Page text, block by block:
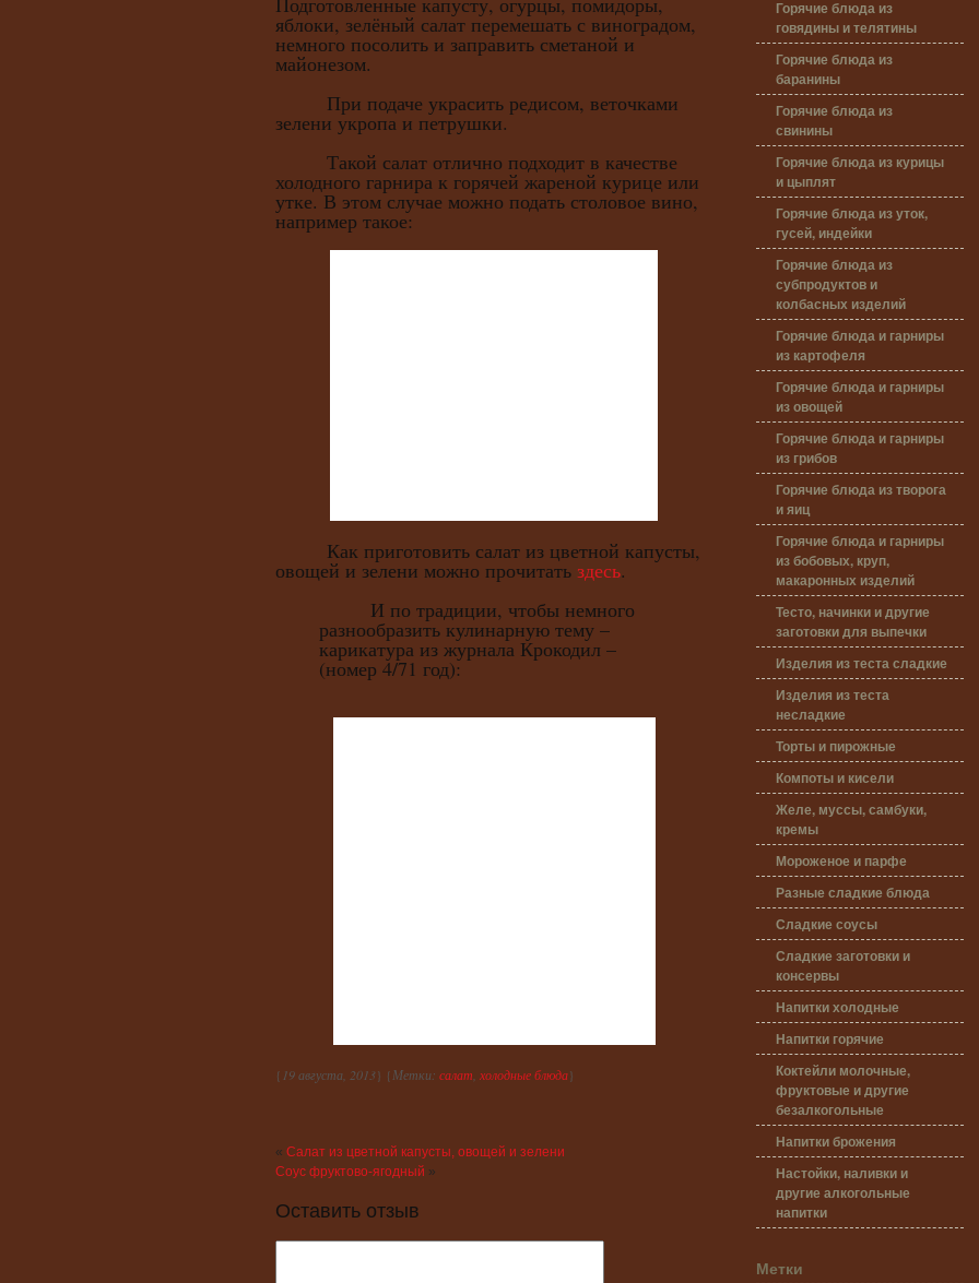
яблоки, зелёный салат перемешать с виноградом,
немного посолить и заправить сметаной и
майонезом.
При подаче украсить редисом, веточками
зелени укропа и петрушки.
Такой салат отлично подходит в качестве
холодного гарнира к горячей жареной курице или
утке. В этом случае можно подать столовое вино,
например такое:
Как приготовить салат из цветной капусты,
овощей и зелени можно прочитать здесь.
И по традиции, чтобы немного
разнообразить кулинарную тему –
карикатура из журнала Крокодил –
(номер 4/71 год):
{ 19 августа, 2013} {Метки: салат холодные блюда}
« Салат из цветной капусты, овощей и зелени
Соус фруктово-ягодный »
Оставить отзыв
Горячие блюда из
говядины и телятины
Горячие блюда из
баранины
Горячие блюда из
свинины
Горячие блюда из курицы
и цыплят
Горячие блюда из уток,
гусей, индейки
Горячие блюда из
субпродуктов и
колбасных изделий
Горячие блюда и гарниры
из картофеля
Горячие блюда и гарниры
из овощей
Горячие блюда и гарниры
из грибов
Горячие блюда из творога
и яиц
Горячие блюда и гарниры
из бобовых, круп,
макаронных изделий
Тесто, начинки и другие
заготовки для выпечки
Изделия из теста сладкие
Изделия из теста
несладкие
Торты и пирожные
Компоты и кисели
Желе, муссы, самбуки,
кремы
Мороженое и парфе
Разные сладкие блюда
Сладкие соусы
Сладкие заготовки и
консервы
Напитки холодные
Напитки горячие
Коктейли молочные,
фруктовые и другие
безалкогольные
Напитки брожения
Настойки, наливки и
другие алкогольные
напитки
Метки